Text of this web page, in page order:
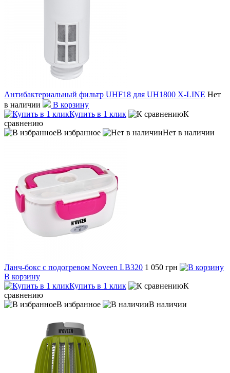
Антибактериальный фильтр UHF18 для UH1800 X-LINE Нет
в наличии
В корзину
Купить в 1 клик
К
сравнению
В избранное
Нет в наличии
Ланч-бокс с подогревом Noveen LB320 1 050 грн
В корзину
Купить в 1 клик
К
сравнению
В избранное
В наличии